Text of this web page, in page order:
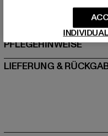
GRÖSSE & PASSFORM
PFLEGEHINWEISE
LIEFERUNG &